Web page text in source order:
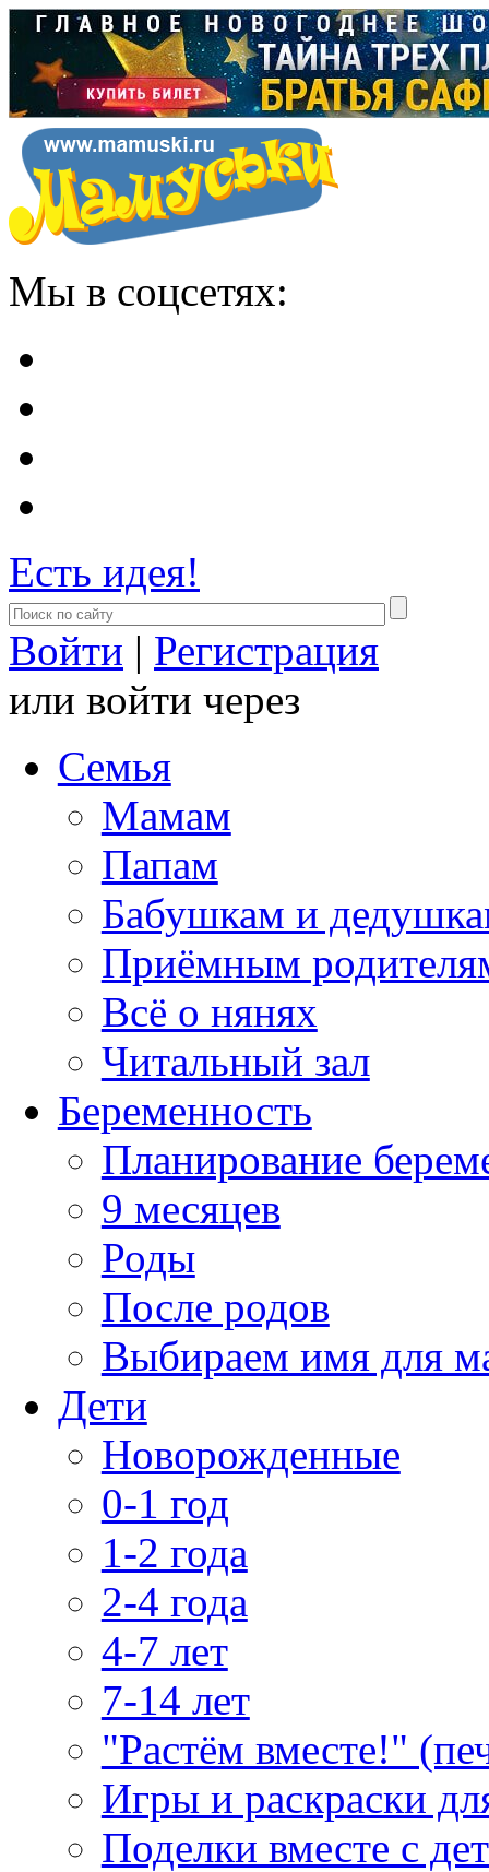
Мы в соцсетях:
Есть идея!
Войти | Регистрация
или войти через
Семья
Мамам
Папам
Бабушкам и
Приёмным
Всё о нянях
Читальный зал
Беременность
Планирование
9 месяцев
Роды
После родов
Выбираем имя для
Дети
Новорожденные
0-1 год
1-2 года
2-4 года
4-7 лет
7-14 лет
"Растём вместе!"
Игры и раскраски
Поделки вместе с